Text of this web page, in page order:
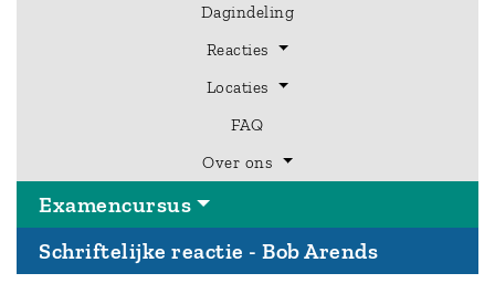
Dagindeling
Reacties
Locaties
FAQ
Over ons
Examencursus
Schriftelijke reactie - Bob Arends